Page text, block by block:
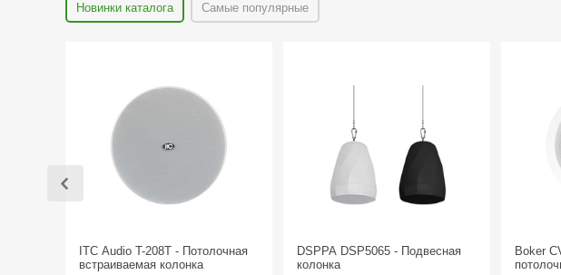
Новинки каталога Самые популярные
ITC Audio T-208T - Потолочная
встраиваемая колонка
DSPPA DSP5065 - Подвесная
колонка
Boker